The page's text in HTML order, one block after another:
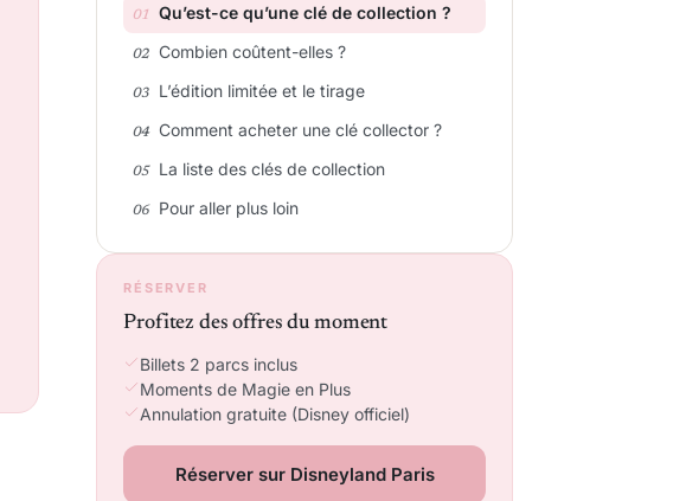
Qu’est-ce qu’une clé de collection ?
Combien coûtent-elles ?
L’édition limitée et le tirage
Comment acheter une clé collector ?
La liste des clés de collection
Pour aller plus loin
RÉSERVER
Profitez des offres du moment
Billets 2 parcs inclus
Moments de Magie en Plus
Annulation gratuite (Disney officiel)
Réserver sur Disneyland Paris